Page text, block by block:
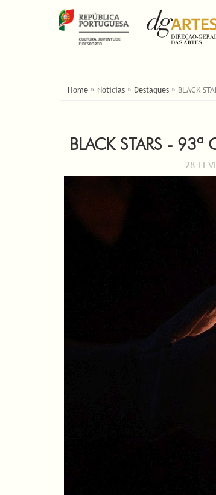
ESTÁ AQUI
Home » Notícias » Destaques » BLACK
BLACK STARS -
28